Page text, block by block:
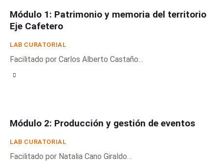
Módulo 1: Patrimonio y memoria del territorio
Eje Cafetero
LAB CURATORIAL
Facilitado por Carlos Alberto Castaño…
Módulo 2: Producción y gestión de eventos
LAB CURATORIAL
Facilitado por Natalia Cano Giraldo…